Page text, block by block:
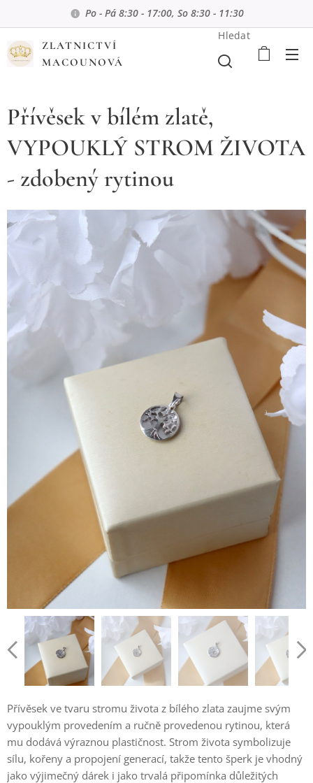
Po - Pá 8:30 - 17:00, So 8:30 - 11:30
ZLATNICTVÍ
MACOUNOVÁ
Hledat
Přívěsek v bílém zlatě,
VYPOUKLÝ STROM ŽIVOTA
- zdobený rytinou
Přívěsek ve tvaru stromu života z bílého zlata zaujme svým
vypouklým provedením a ručně provedenou rytinou, která
mu dodává výraznou plastičnost. Strom života symbolizuje
sílu, kořeny a propojení generací, takže tento šperk je vhodný
jako výjimečný dárek i jako trvalá připomínka důležitých